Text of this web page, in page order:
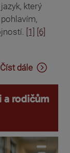
který
[1] [6]
Číst dále
a rodičům